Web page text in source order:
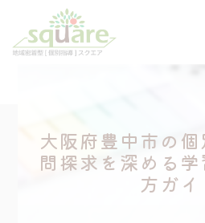
大阪府豊中市の
問探求を深める
方ガイ